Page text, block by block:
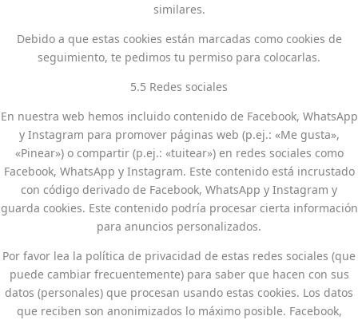
similares.
Debido a que estas cookies están marcadas como cookies de
seguimiento, te pedimos tu permiso para colocarlas.
5.5 Redes sociales
En nuestra web hemos incluido contenido de Facebook, WhatsApp
y Instagram para promover páginas web (p.ej.: «Me gusta»,
«Pinear») o compartir (p.ej.: «tuitear») en redes sociales como
Facebook, WhatsApp y Instagram. Este contenido está incrustado
con código derivado de Facebook, WhatsApp y Instagram y
guarda cookies. Este contenido podría procesar cierta información
para anuncios personalizados.
Por favor lea la política de privacidad de estas redes sociales (que
puede cambiar frecuentemente) para saber que hacen con sus
datos (personales) que procesan usando estas cookies. Los datos
que reciben son anonimizados lo máximo posible. Facebook,